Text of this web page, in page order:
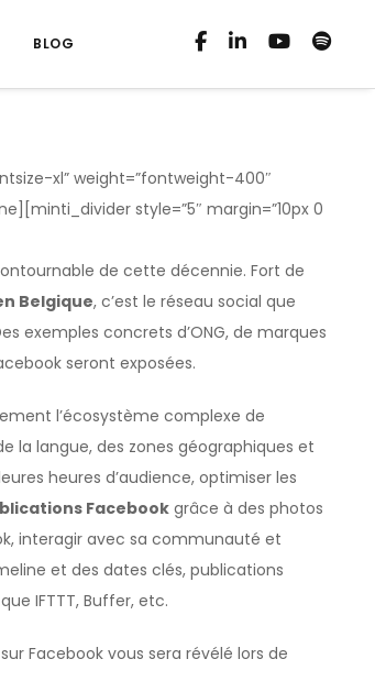
BLOG
xl” weight=”fontweight-400″
style=”5″ margin=”10px 0
de cette décennie. Fort de
Belgique, c’est le réseau social que
exemples concrets d’ONG, de marques
seront exposées.
l’écosystème complexe de
la langue, des zones géographiques et
heures d’audience, optimiser les
Facebook grâce à des photos
interagir avec sa communauté et
et des dates clés, publications
IFTTT, Buffer, etc.
Facebook vous sera révélé lors de